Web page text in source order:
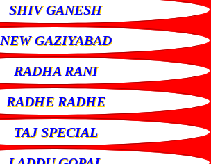
SHIV GANESH
NEW GAZIYABAD
RADHA RANI
RADHE RADHE
TAJ SPECIAL